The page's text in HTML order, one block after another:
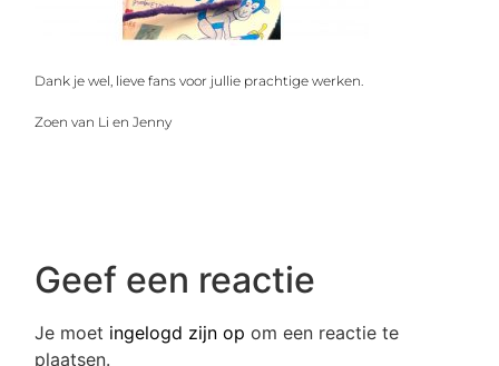
Dank je wel, lieve fans voor jullie prachtige werken.
Zoen van Li en Jenny
Geef een reactie
Je moet ingelogd zijn op om een reactie te
plaatsen.